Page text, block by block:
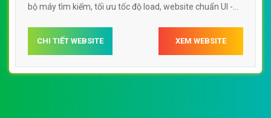
bộ máy tìm kiếm, tối ưu tốc độ load, website chuẩn UI -
chống sét nguồn điện ambvietnamvn
CHI TIẾT WEBSITE XEM WEBSITE